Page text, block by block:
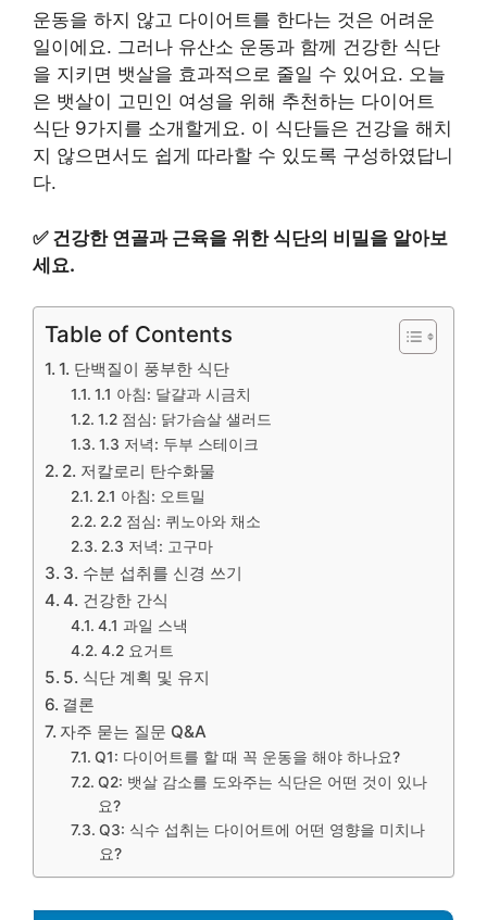
운동을 하지 않고 다이어트를 한다는 것은 어려운
일이에요. 그러나 유산소 운동과 함께 건강한 식단
을 지키면 뱃살을 효과적으로 줄일 수 있어요. 오늘
은 뱃살이 고민인 여성을 위해 추천하는 다이어트
식단 9가지를 소개할게요. 이 식단들은 건강을 해치
지 않으면서도 쉽게 따라할 수 있도록 구성하였답니
다.
✅ 건강한 연골과 근육을 위한 식단의 비밀을 알아보
세요.
Table of Contents
1. 단백질이 풍부한 식단
1.1 아침: 달걀과 시금치
1.2 점심: 닭가슴살 샐러드
1.3 저녁: 두부 스테이크
2. 저칼로리 탄수화물
2.1 아침: 오트밀
2.2 점심: 퀴노아와 채소
2.3 저녁: 고구마
3. 수분 섭취를 신경 쓰기
4. 건강한 간식
4.1 과일 스낵
4.2 요거트
5. 식단 계획 및 유지
결론
자주 묻는 질문 Q&A
Q1: 다이어트를 할 때 꼭 운동을 해야 하나요?
Q2: 뱃살 감소를 도와주는 식단은 어떤 것이 있나
요?
Q3: 식수 섭취는 다이어트에 어떤 영향을 미치나
요?